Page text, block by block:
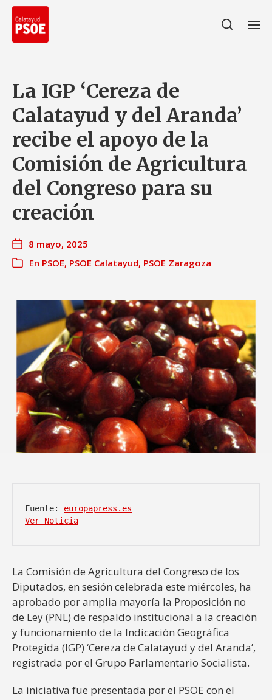
La IGP ‘Cereza de
Calatayud y del Aranda’
recibe el apoyo de la
Comisión de Agricultura
del Congreso para su
creación
8 mayo, 2025
En PSOE, PSOE Calatayud, PSOE Zaragoza
Fuente: europapress.es
Ver Noticia
La Comisión de Agricultura del Congreso de los
Diputados, en sesión celebrada este miércoles, ha
aprobado por amplia mayoría la Proposición no
de Ley (PNL) de respaldo institucional a la creación
y funcionamiento de la Indicación Geográfica
Protegida (IGP) ‘Cereza de Calatayud y del Aranda’,
registrada por el Grupo Parlamentario Socialista.
La iniciativa fue presentada por el PSOE con el